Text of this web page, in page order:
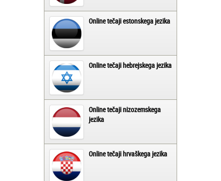
Online tečaji estonskega jezika
Online tečaji hebrejskega jezika
Online tečaji nizozemskega
jezika
Online tečaji hrvaškega jezika